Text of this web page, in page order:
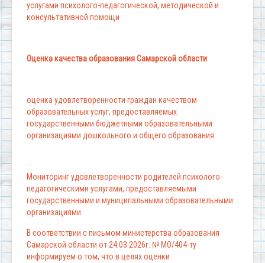
услугами психолого-педагогической, методической и
консультативной помощи
Оценка качества образования Самарской области
оценка удовлетворенности граждан качеством
образовательных услуг, предоставляемых
государственными бюджетными образовательными
организациями дошкольного и общего образования
Мониторинг удовлетворенности родителей психолого-
педагогическими услугами, предоставляемыми
государственными и муниципальными образовательными
организациями.
В соответствии с письмом министерства образования
Самарской области от 24.03.2026г. № МО/404-ту
информируем о том, что в целях оценки